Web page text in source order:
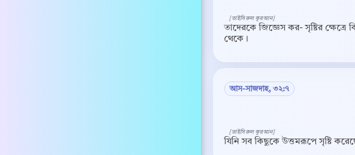
তাদেরকে জিজ্ঞেস কর- সৃষ্টির
থেকে।
[তাইসিরুল কুরআন]
আস-সাজদাহ, ৩২:৭
যিনি সব কিছুকে উত্তমরূপে সৃষ্টি
[তাইসিরুল কুরআন]